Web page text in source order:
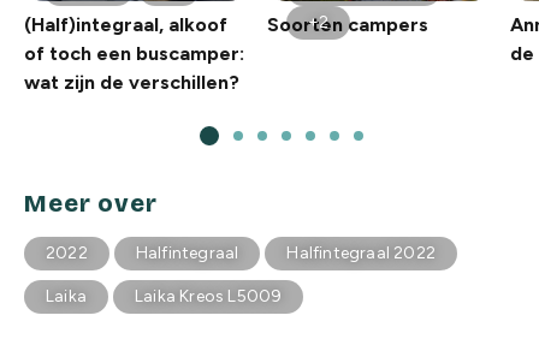
(Half)integraal, alkoof
of toch een buscamper:
wat zijn de verschillen?
+2
Soorten campers
de
Meer over
2022 Halfintegraal Halfintegraal 2022
Laika Laika Kreos L5009